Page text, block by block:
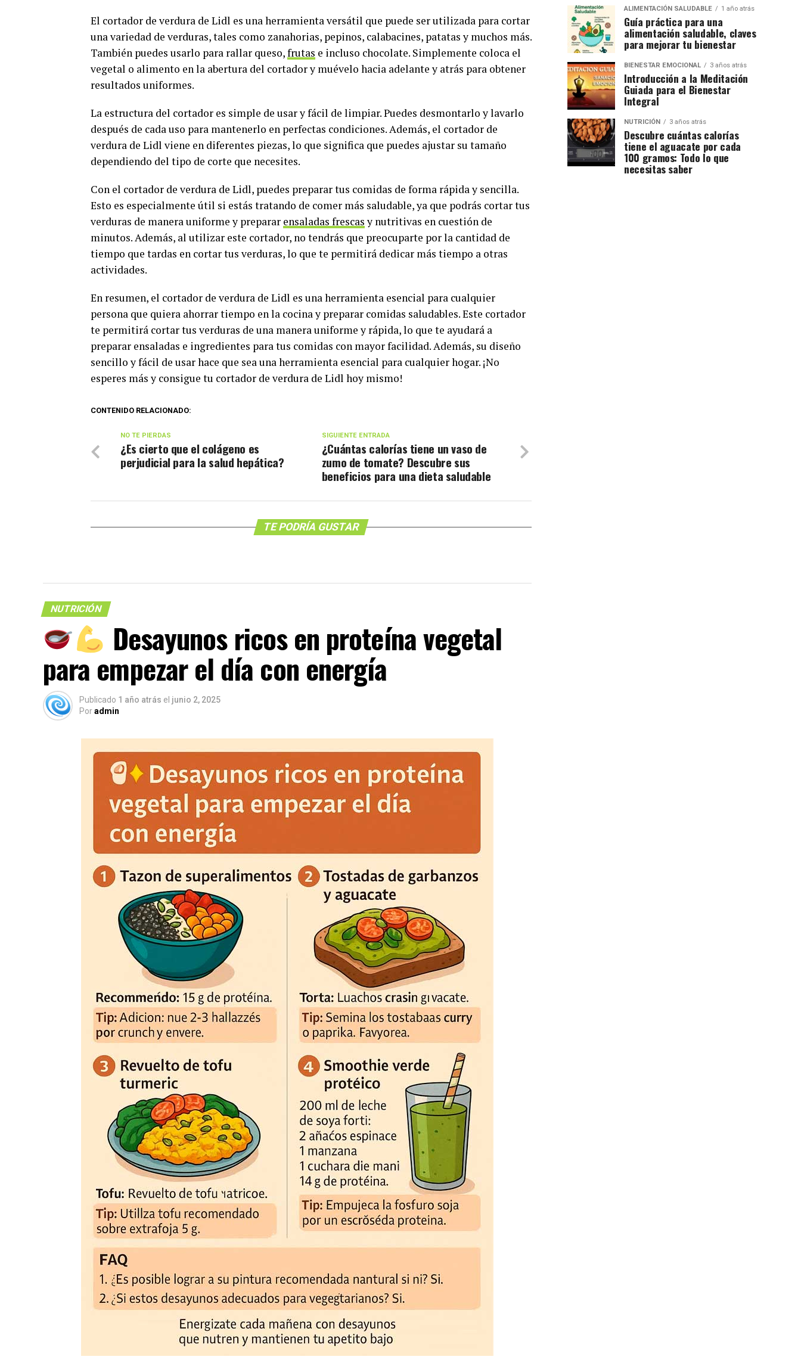
El cortador de verdura de Lidl es una herramienta versátil que puede ser utilizada para cortar
una variedad de verduras, tales como zanahorias, pepinos, calabacines, patatas y muchos más.
También puedes usarlo para rallar queso,frutas e incluso chocolate. Simplemente coloca el
vegetal o alimento en la abertura del cortador y muévelo hacia adelante y atrás para obtener
resultados uniformes.
La estructura del cortador es simple de usar y fácil de limpiar. Puedes desmontarlo y lavarlo
después de cada uso para mantenerlo en perfectas condiciones. Además, el cortador de
verdura de Lidl viene en diferentes piezas, lo que significa que puedes ajustar su tamaño
dependiendo del tipo de corte que necesites.
Con el cortador de verdura de Lidl, puedes preparar tus comidas de forma rápida y sencilla.
Esto es especialmente útil si estás tratando de comer más saludable, ya que podrás cortar tus
verduras de manera uniforme y preparar ensaladas frescasy nutritivas en cuestión de
minutos. Además, al utilizar este cortador, no tendrás que preocuparte por la cantidad de
tiempo que tardas en cortar tus verduras, lo que te permitirá dedicar más tiempo a otras
actividades.
En resumen, el cortador de verdura de Lidl es una herramienta esencial para cualquier
persona que quiera ahorrar tiempo en la cocina y preparar comidas saludables. Este cortador
te permitirá cortar tus verduras de una manera uniforme y rápida, lo que te ayudará a
preparar ensaladas e ingredientes para tus comidas con mayor facilidad. Además, su diseño
sencillo y fácil de usar hace que sea una herramienta esencial para cualquier hogar. ¡No
esperes más y consigue tu cortador de verdura de Lidl hoy mismo!
CONTENIDO RELACIONADO:
SIGUIENTE ENTRADA
¿Cuántas calorías tiene un vaso de
zumo de tomate? Descubre sus
beneficios para una dieta saludable
NO TE PIERDAS
¿Es cierto que el colágeno es
perjudicial para la salud hepática?
TE PODRÍA GUSTAR
NUTRICIÓN
Desayunos ricos en proteína vegetal
para empezar el día con energía
Publicado 1 año atrás el junio 2, 2025
Poradmin
ALIMENTACIÓN SALUDABLE 1 año atrás
Guía práctica para una
alimentación saludable, claves
para mejorar tu bienestar
BIENESTAR EMOCIONAL 3 años atrás
Introducción a la Meditación
Guiada para el Bienestar
Integral
NUTRICIÓN 3 años atrás
Descubre cuántas calorías
tiene el aguacate por cada
100 gramos: Todo lo que
necesitas saber